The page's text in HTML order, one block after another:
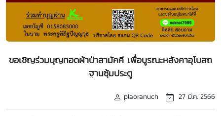
ขอเชิญร่วมบุญทอดผ้าป่าสามัคคี เพื่อบูรณะหลังคาอุโบสถ
ฐานซุ้มประตู
plaoranuch 27 มี.ค. 2566